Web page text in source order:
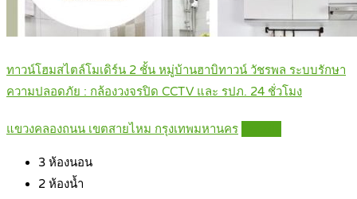
ทาวน์โฮมสไตล์โมเดิร์น 2 ชั้น หมู่บ้านฮาบิทาวน์ วัชรพล ระบบรักษา
ความปลอดภัย : กล้องวงจรปิด CCTV และ รปภ. 24 ชั่วโมง
แขวงคลองถนน เขตสายไหม กรุงเทพมหานคร
3 ห้องนอน
2 ห้องน้ำ